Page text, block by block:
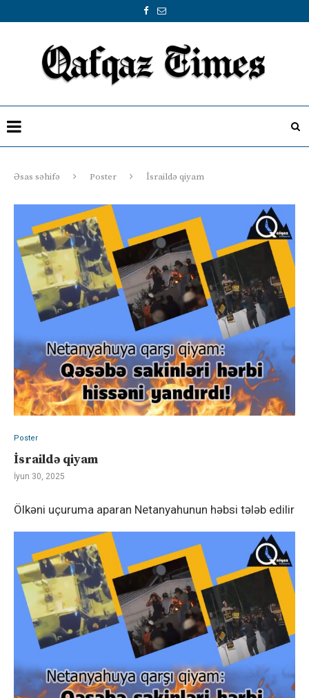
Əsas səhifə Poster İsraildə qiyam
Poster
İsraildə qiyam
İyun 30, 2025
Ölkəni uçuruma aparan Netanyahunun həbsi tələb edilir